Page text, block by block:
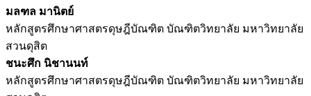
มลฑล มานิตย์
หลักสูตรศึกษาศาสตรดุษฎีบัณฑิต บัณฑิตวิทยาลัย มหาวิทยาลัย
สวนดุสิต
ชนะศึก นิชานนท์
หลักสูตรศึกษาศาสตรดุษฎีบัณฑิต บัณฑิตวิทยาลัย มหาวิทยาลัย